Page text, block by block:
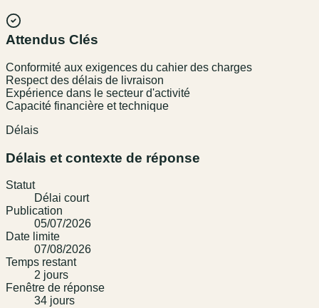
Attendus Clés
Conformité aux exigences du cahier des charges
Respect des délais de livraison
Expérience dans le secteur d'activité
Capacité financière et technique
Délais
Délais et contexte de réponse
Statut
Délai court
Publication
05/07/2026
Date limite
07/08/2026
Temps restant
2 jours
Fenêtre de réponse
34 jours